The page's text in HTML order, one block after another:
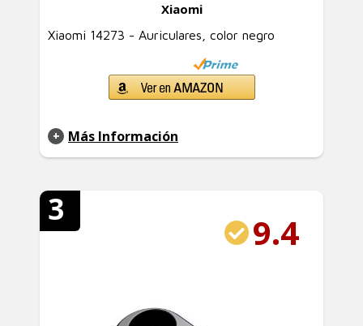
Xiaomi
Xiaomi 14273 - Auriculares, color negro
Más Información
3
9.4